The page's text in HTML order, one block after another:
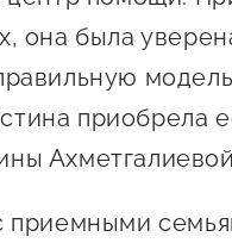
Поддержка
Онлайн-
Экскурсии на
документы
она была
приобрела
приемными